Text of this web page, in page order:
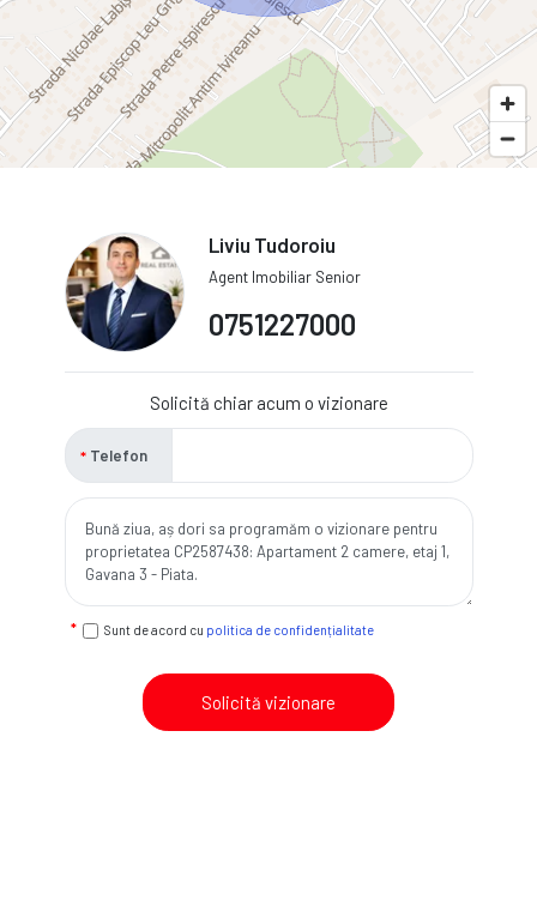
Liviu Tudoroiu
Agent Imobiliar Senior
0751227000
Solicită chiar acum o vizionare
Telefon
Sunt de acord cu politica de confidențialitate
Solicită vizionare